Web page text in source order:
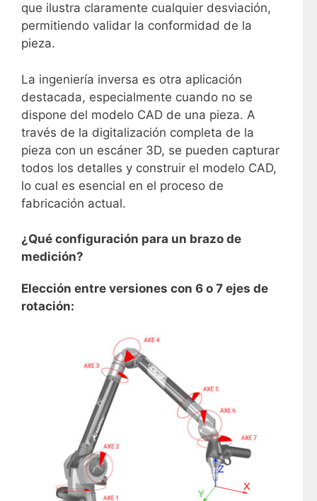
que ilustra claramente cualquier desviación,
permitiendo validar la conformidad de la
pieza.
La ingeniería inversa es otra aplicación
destacada, especialmente cuando no se
dispone del modelo CAD de una pieza. A
través de la digitalización completa de la
pieza con un escáner 3D, se pueden capturar
todos los detalles y construir el modelo CAD,
lo cual es esencial en el proceso de
fabricación actual.
¿Qué configuración para un brazo de
medición?
Elección entre versiones con 6 o 7 ejes de
rotación: